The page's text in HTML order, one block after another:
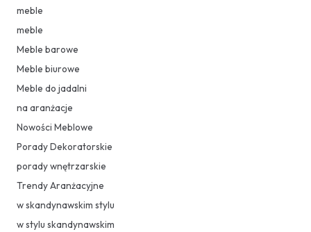
meble
meble
Meble barowe
Meble biurowe
Meble do jadalni
na aranżacje
Nowości Meblowe
Porady Dekoratorskie
porady wnętrzarskie
Trendy Aranżacyjne
w skandynawskim stylu
w stylu skandynawskim